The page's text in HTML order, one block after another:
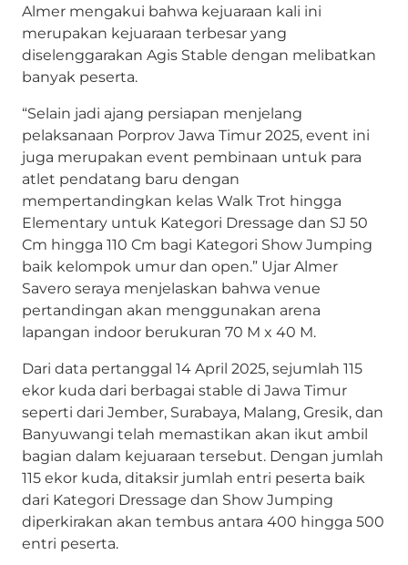
Almer mengakui bahwa kejuaraan kali ini
merupakan kejuaraan terbesar yang
diselenggarakan Agis Stable dengan melibatkan
banyak peserta.
“Selain jadi ajang persiapan menjelang
pelaksanaan Porprov Jawa Timur 2025, event ini
juga merupakan event pembinaan untuk para
atlet pendatang baru dengan
mempertandingkan kelas Walk Trot hingga
Elementary untuk Kategori Dressage dan SJ 50
Cm hingga 110 Cm bagi Kategori Show Jumping
baik kelompok umur dan open.” Ujar Almer
Savero seraya menjelaskan bahwa venue
pertandingan akan menggunakan arena
lapangan indoor berukuran 70 M x 40 M.
Dari data pertanggal 14 April 2025, sejumlah 115
ekor kuda dari berbagai stable di Jawa Timur
seperti dari Jember, Surabaya, Malang, Gresik, dan
Banyuwangi telah memastikan akan ikut ambil
bagian dalam kejuaraan tersebut. Dengan jumlah
115 ekor kuda, ditaksir jumlah entri peserta baik
dari Kategori Dressage dan Show Jumping
diperkirakan akan tembus antara 400 hingga 500
entri peserta.